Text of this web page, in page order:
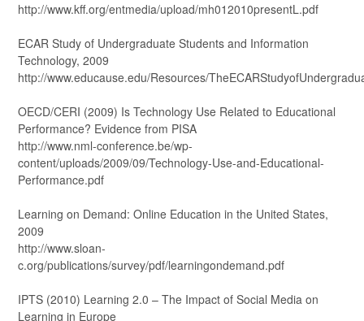
http://www.kff.org/entmedia/upload/mh012010presentL.pdf
ECAR Study of Undergraduate Students and Information
Technology, 2009
http://www.educause.edu/Resources/
OECD/CERI (2009) Is Technology Use Related to Educational
Performance? Evidence from PISA
http://www.nml-conference.be/wp-
content/uploads/2009/09/Technology-Use-and-Educational-
Performance.pdf
Learning on Demand: Online Education in the United States,
2009
http://www.sloan-
c.org/publications/survey/pdf/learningondemand.pdf
IPTS (2010) Learning 2.0 – The Impact of Social Media on
Learning in Europe